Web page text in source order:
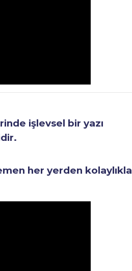
işlevsel bir yazı
her yerden kolaylıkla